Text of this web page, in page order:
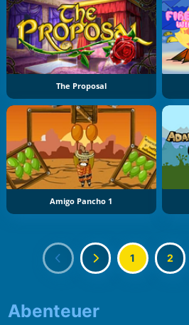
The Proposal
Amigo Pancho 1
1 2
Abenteuer